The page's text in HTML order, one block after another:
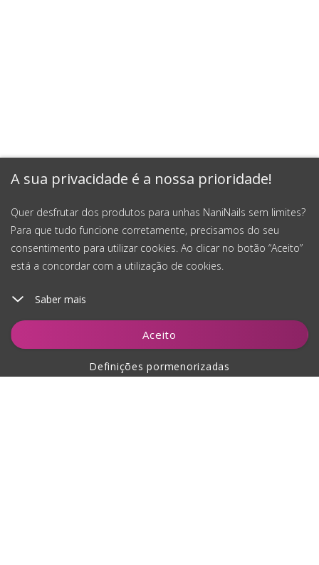
A sua privacidade é a nossa prioridade!
Quer desfrutar dos produtos para unhas NaniNails sem limites?
Para que tudo funcione corretamente, precisamos do seu
consentimento para utilizar cookies. Ao clicar no botão “Aceito”
está a concordar com a utilização de cookies.
Saber mais
Aceito
Definições pormenorizadas
Adicionar ao carrinho